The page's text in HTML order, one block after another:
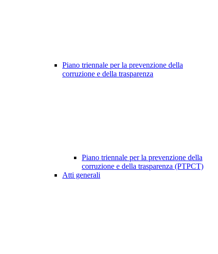
Piano triennale per la prevenzione della
corruzione e della trasparenza
Piano triennale per la prevenzione della
corruzione e della trasparenza (PTPCT)
Atti generali